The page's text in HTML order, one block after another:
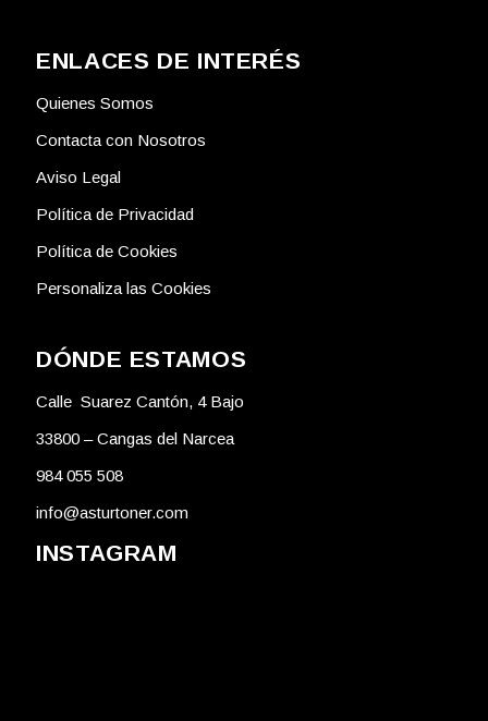
ENLACES DE INTERÉS
Quienes Somos
Contacta con Nosotros
Aviso Legal
Política de Privacidad
Política de Cookies
Personaliza las Cookies
DÓNDE ESTAMOS
Calle Suarez Cantón, 4 Bajo
33800 – Cangas del Narcea
984 055 508
info@asturtoner.com
INSTAGRAM